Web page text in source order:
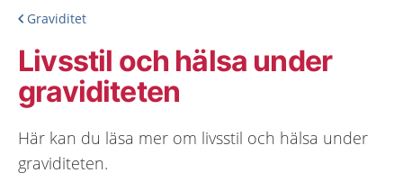
Graviditet
Livsstil och hälsa under
graviditeten
Här kan du läsa mer om livsstil och hälsa under
graviditeten.